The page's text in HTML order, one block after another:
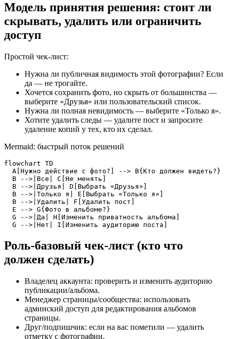
Модель принятия решения: стоит ли
скрывать, удалить или ограничить
доступ
Простой чек‑лист:
Нужна ли публичная видимость этой фотографии? Если
да — не трогайте.
Хочется сохранить фото, но скрыть от большинства —
выберите «Друзья» или пользовательский список.
Нужна ли полная невидимость — выберите «Только я».
Хотите удалить следы — удалите пост и запросите
удаление копий у тех, кто их сделал.
Mermaid: быстрый поток решений
flowchart TD
  A[Нужно действие с фото?] --> B{Кто должен видеть?}
  B -->|Все| C[Не менять]
  B -->|Друзья| D[Выбрать «Друзья»]
  B -->|Только я| E[Выбрать «Только я»]
  B -->|Удалить| F[Удалить пост]
  E --> G{Фото в альбоме?}
  G -->|Да| H[Изменить приватность альбома]
  G -->|Нет| I[Изменить аудиторию поста]
Роль‑базовый чек‑лист (кто что
должен сделать)
Владелец аккаунта: проверить и изменить аудиторию
публикации/альбома.
Менеджер страницы/сообщества: использовать
админский доступ для редактирования альбомов
страницы.
Друг/подпишчик: если на вас пометили — удалить
отметку с фотографии.